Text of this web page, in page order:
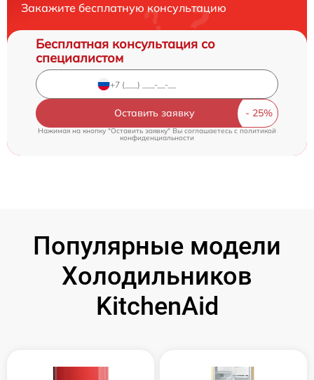
Закажите бесплатную консультацию
Бесплатная консультация со
специалистом
Оставить заявку
Нажимая на кнопку "Оставить заявку" Вы соглашаетесь cполитикой
конфиденциальности
Популярные модели
Холодильников
KitchenAid